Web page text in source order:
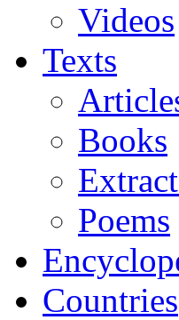
Videos
Texts
Books
Poems
Countries